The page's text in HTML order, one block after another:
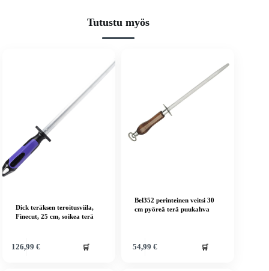
Tutustu myös
Dick teräksen teroitusviila,
Finecut, 25 cm, soikea terä
126,99€ 🛒
Bel352 perinteinen veitsi 30
cm pyöreä terä puukahva
54,99 € 🛒